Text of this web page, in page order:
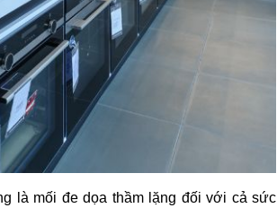
là mối đe dọa thầm lặng đối với cả sức